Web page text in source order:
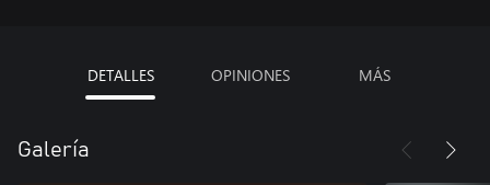
DETALLES OPINIONES MÁS
Galería